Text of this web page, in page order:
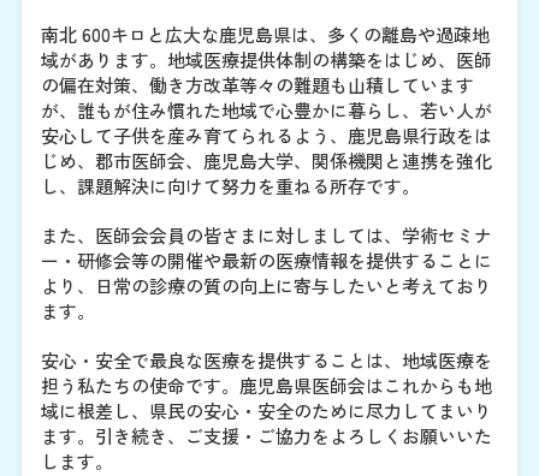
南北 600キロと広大な鹿児島県は、多くの離島や過疎地
域があります。地域医療提供体制の構築をはじめ、医師
の偏在対策、働き方改革等々の難題も山積しています
が、誰もが住み慣れた地域で心豊かに暮らし、若い人が
安心して子供を産み育てられるよう、鹿児島県行政をは
じめ、郡市医師会、鹿児島大学、関係機関と連携を強化
し、課題解決に向けて努力を重ねる所存です。
また、医師会会員の皆さまに対しましては、学術セミナ
ー・研修会等の開催や最新の医療情報を提供することに
より、日常の診療の質の向上に寄与したいと考えており
ます。
安心・安全で最良な医療を提供することは、地域医療を
担う私たちの使命です。鹿児島県医師会はこれからも地
域に根差し、県民の安心・安全のために尽力してまいり
ます。引き続き、ご支援・ご協力をよろしくお願いいた
します。